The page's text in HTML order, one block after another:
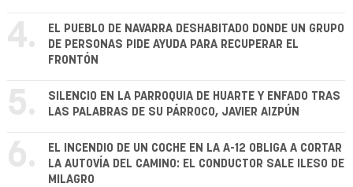
4.
EL PUEBLO DE NAVARRA DESHABITADO DONDE UN GRUPO
DE PERSONAS PIDE AYUDA PARA RECUPERAR EL
FRONTÓN
5.
SILENCIO EN LA PARROQUIA DE HUARTE Y ENFADO TRAS
LAS PALABRAS DE SU PÁRROCO, JAVIER AIZPÚN
6.
EL INCENDIO DE UN COCHE EN LA A-12 OBLIGA A CORTAR
LA AUTOVÍA DEL CAMINO: EL CONDUCTOR SALE ILESO DE
MILAGRO